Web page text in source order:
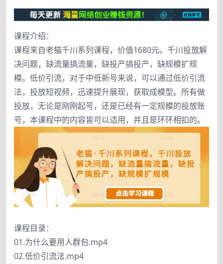
课程介绍：
课程来自老猫千川系列课程，价值1680元。千川投放解
决问题，缺流量搞流量，缺投产搞投产，缺规模扩规
模。低价引流，对于中低新号来说，可以通过低价引流
法，投放短视频，迅速提升展现，获取成模型。所有做
投放，无论是刚刚起号，还是已经有一定规模的投放账
号，本课程中的内容皆可以适用，并且是环环相扣的。
课程目录：
01.为什么要用人群包.mp4
02.低价引流法.mp4